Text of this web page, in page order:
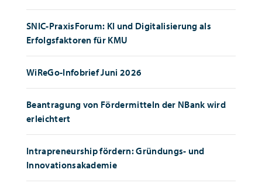
SNIC-PraxisForum: KI und Digitalisierung als
Erfolgsfaktoren für KMU
WiReGo-Infobrief Juni 2026
Beantragung von Fördermitteln der NBank wird
erleichtert
Intrapreneurship fördern: Gründungs- und
Innovationsakademie